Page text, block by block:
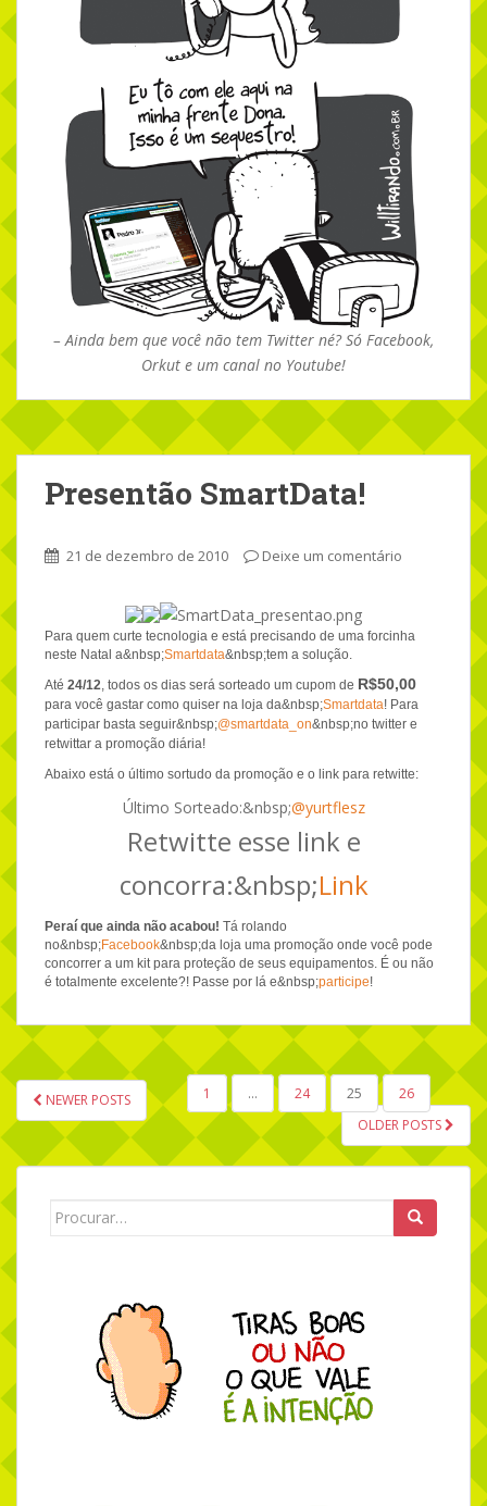
– Ainda bem que você não tem Twitter né? Só Facebook,
Orkut e um canal no Youtube!
Presentão SmartData!
21 de dezembro de 2010 Deixe um comentário
Para quem curte tecnologia e está precisando de uma forcinha
neste Natal a&nbsp;Smartdata&nbsp;tem a solução.
Até 24/12, todos os dias será sorteado um cupom de R$50,00
para você gastar como quiser na loja da&nbsp;Smartdata! Para
participar basta seguir&nbsp;@smartdata_on&nbsp;no twitter e
retwittar a promoção diária!
Abaixo está o último sortudo da promoção e o link para retwitte:
Último Sorteado:&nbsp;@yurtflesz
Retwitte esse link e
concorra:&nbsp;Link
Peraí que ainda não acabou! Tá rolando
no&nbsp;Facebook&nbsp;da loja uma promoção onde você pode
concorrer a um kit para proteção de seus equipamentos. É ou não
é totalmente excelente?! Passe por lá e&nbsp;participe!
NAVEGAÇÃO POR POSTS
NEWER POSTS 1 … 24 25
26
OLDER POSTS
Search for: